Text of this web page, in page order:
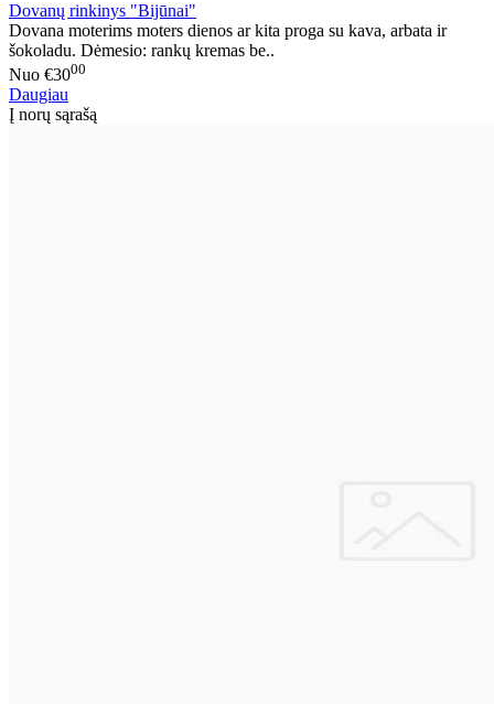
Dovanų rinkinys "Bijūnai"
Dovana moterims moters dienos ar kita proga su kava, arbata ir
šokoladu. Dėmesio: rankų kremas be..
Nuo €3000
Daugiau
Į norų sąrašą